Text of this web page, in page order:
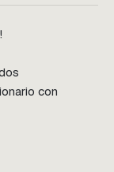
con